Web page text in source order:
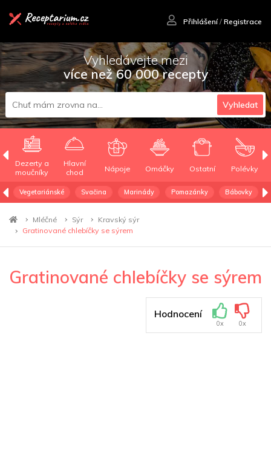
Přihlášení/ Registrace
Vyhledávejte mezi
více než 60 000 recepty
Vyhledat
Dezerty a
moučníky
Hlavní
chod
Nápoje Omáčky Ostatní Polévky
Vegetariánské Svačina Marinády Pomazánky Bábovky
Mléčné Sýr
Kravský sýr
Gratinované chlebíčky se sýrem
Gratinované chlebíčky se sýrem
Hodnocení
0x 0x